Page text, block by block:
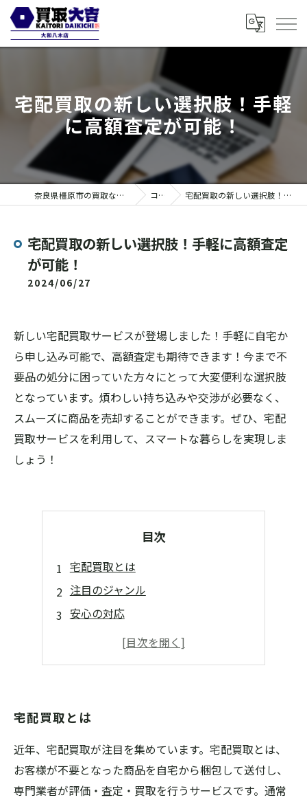
宅配買取の新しい選択肢！手軽
に高額査定が可能！
奈良県橿原市の買取なら買取大吉 大和八木店 コラム 宅配買取の新しい選択肢！手軽に高額査定が可能！
宅配買取の新しい選択肢！手軽に高額査定
が可能！
2024/06/27
新しい宅配買取サービスが登場しました！手軽に自宅か
ら申し込み可能で、高額査定も期待できます！今まで不
要品の処分に困っていた方々にとって大変便利な選択肢
となっています。煩わしい持ち込みや交渉が必要なく、
スムーズに商品を売却することができます。ぜひ、宅配
買取サービスを利用して、スマートな暮らしを実現しま
しょう！
目次
宅配買取とは
注目のジャンル
安心の対応
宅配買取とは
近年、宅配買取が注目を集めています。宅配買取とは、
お客様が不要となった商品を自宅から梱包して送付し、
専門業者が評価・査定・買取を行うサービスです。通常